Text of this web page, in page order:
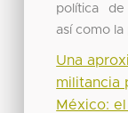
política
así como la
Una
militancia
México: